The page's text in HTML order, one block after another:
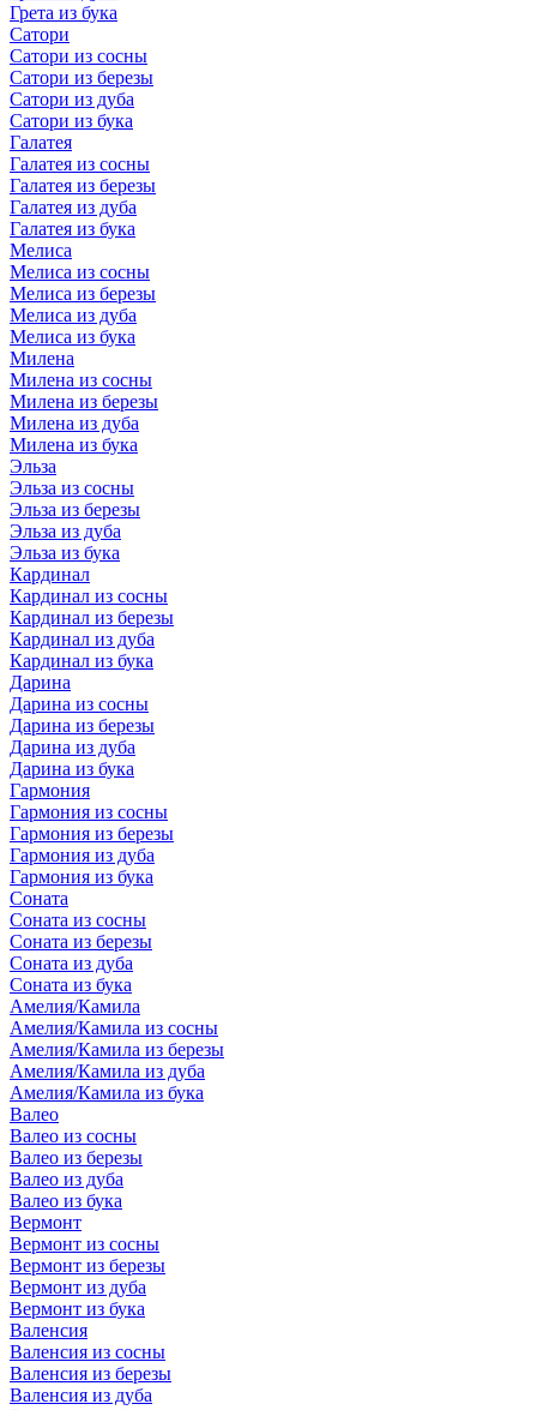
Грета из бука
Сатори
Сатори из сосны
Сатори из березы
Сатори из дуба
Сатори из бука
Галатея
Галатея из сосны
Галатея из березы
Галатея из дуба
Галатея из бука
Мелиса
Мелиса из сосны
Мелиса из березы
Мелиса из дуба
Мелиса из бука
Милена
Милена из сосны
Милена из березы
Милена из дуба
Милена из бука
Эльза
Эльза из сосны
Эльза из березы
Эльза из дуба
Эльза из бука
Кардинал
Кардинал из сосны
Кардинал из березы
Кардинал из дуба
Кардинал из бука
Дарина
Дарина из сосны
Дарина из березы
Дарина из дуба
Дарина из бука
Гармония
Гармония из сосны
Гармония из березы
Гармония из дуба
Гармония из бука
Соната
Соната из сосны
Соната из березы
Соната из дуба
Соната из бука
Амелия/Камила
Амелия/Камила из сосны
Амелия/Камила из березы
Амелия/Камила из дуба
Амелия/Камила из бука
Валео
Валео из сосны
Валео из березы
Валео из дуба
Валео из бука
Вермонт
Вермонт из сосны
Вермонт из березы
Вермонт из дуба
Вермонт из бука
Валенсия
Валенсия из сосны
Валенсия из березы
Валенсия из дуба